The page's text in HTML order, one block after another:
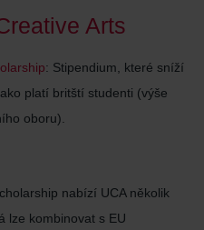
Arts
: Stipendium, které sníží
platí britští studenti (výše
oboru).
nabízí UCA několik
lze kombinovat s EU